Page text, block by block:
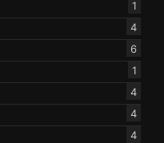
1
4
6
1
4
4
4